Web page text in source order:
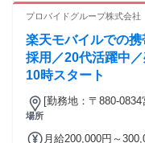
プロバイドグループ株式会社
楽天モバイルでの
採用／20代活躍中
10時スタート
場所
[勤務地：〒880-
月給200,000円～